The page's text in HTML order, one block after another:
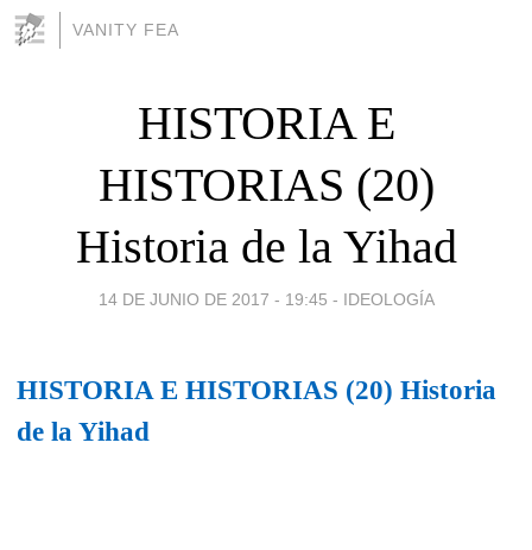
VANITY FEA
HISTORIA E
HISTORIAS (20)
Historia de la Yihad
14 DE JUNIO DE 2017 - 19:45 - IDEOLOGÍA
HISTORIA E HISTORIAS (20) Historia
de la Yihad